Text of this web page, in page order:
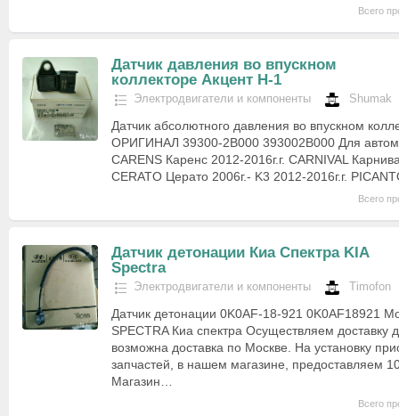
Всего
Датчик давления во впускном
коллекторе Акцент H-1
Электродвигатели и компоненты Shumak
Датчик абсолютного давления во впускном
ОРИГИНАЛ 39300-2B000 393002B000 Для
CARENS Каренс 2012-2016г.г. CARNIVAL
CERATO Церато 2006г.- K3 2012-2016г.г.
Всего
Датчик детонации Киа Спектра KIA
Spectra
Электродвигатели и компоненты Timofon
Датчик детонации 0K0AF-18-921 0K0AF18921
SPECTRA Киа спектра Осуществляем доставку
возможна доставка по Москве. На установку
запчастей, в нашем магазине, предоставляем
Магазин…
Всего